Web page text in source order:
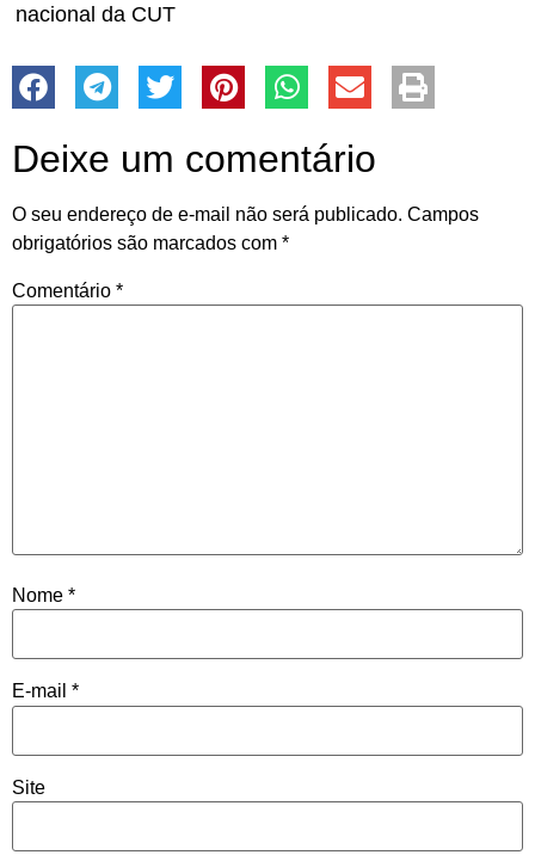
nacional da CUT
Deixe um comentário
O seu endereço de e-mail não será publicado. Campos
obrigatórios são marcados com *
Comentário *
Nome *
E-mail *
Site